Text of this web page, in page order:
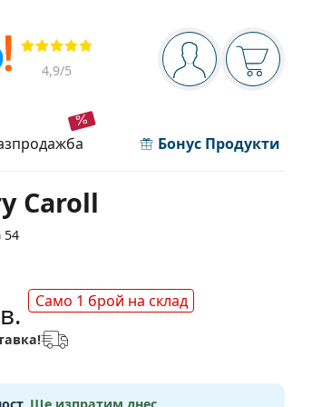
Navigation panel
Вие сте вписани
4,9/5
Бонус Продукти
Caroll
54
Само 1 брой на склад